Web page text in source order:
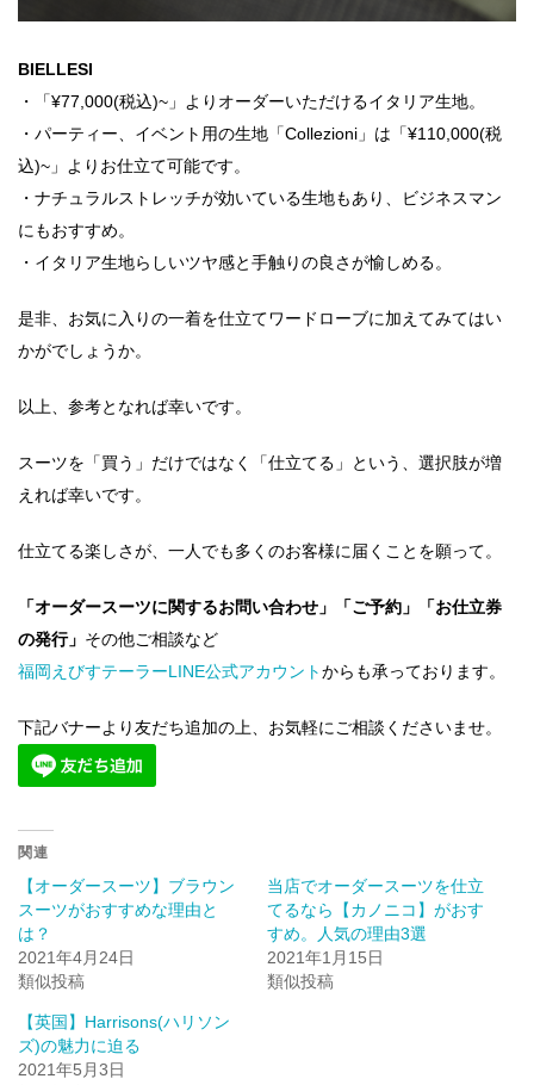
BIELLESI
・「¥77,000(税込)~」よりオーダーいただけるイタリア生地。
・パーティー、イベント用の生地「Collezioni」は「¥110,000(税
込)~」よりお仕立て可能です。
・ナチュラルストレッチが効いている生地もあり、ビジネスマン
にもおすすめ。
・イタリア生地らしいツヤ感と手触りの良さが愉しめる。
是非、お気に入りの一着を仕立てワードローブに加えてみてはい
かがでしょうか。
以上、参考となれば幸いです。
スーツを「買う」だけではなく「仕立てる」という、選択肢が増
えれば幸いです。
仕立てる楽しさが、一人でも多くのお客様に届くことを願って。
「オーダースーツに関するお問い合わせ」「ご予約」「お仕立券
の発行」 その他ご相談など
福岡えびすテーラーLINE公式アカウントからも承っております。
下記バナーより友だち追加の上、お気軽にご相談くださいませ。
関連
【オーダースーツ】ブラウン
スーツがおすすめな理由と
は？
2021年4月24日
類似投稿
当店でオーダースーツを仕立
てるなら【カノニコ】がおす
すめ。人気の理由3選
2021年1月15日
類似投稿
【英国】Harrisons(ハリソン
ズ)の魅力に迫る
2021年5月3日